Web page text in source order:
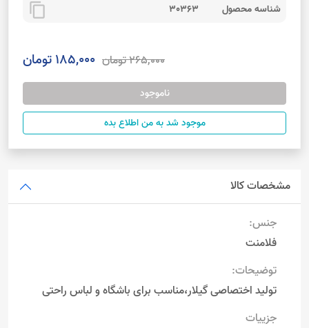
شناسه محصول 30363
content_copy
265,000 تومان 185,000 تومان
ناموجود
موجود شد به من اطلاع بده
مشخصات کالا
جنس:
فلامنت
توضیحات:
تولید اختصاصی گیلار،مناسب برای باشگاه و لباس راحتی
جزییات